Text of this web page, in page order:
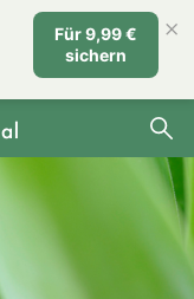
Für 9,99 €
sichern
×